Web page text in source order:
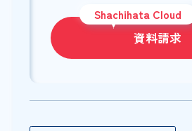
Shachihata Cloud
資料請求